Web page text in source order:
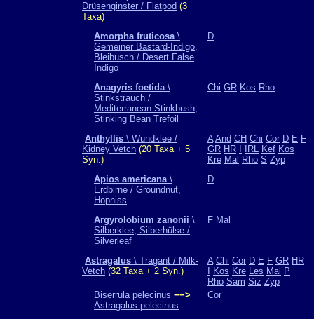
Drüsenginster / Flatpod (3
Taxa)
Amorpha fruticosa\
Gemeiner Bastard-Indigo,
Bleibusch / Desert False
Indigo
D
Anagyris foetida\
Stinkstrauch /
Mediterranean Stinkbush,
Stinking Bean Trefoil
Chi GR Kos Rho
Anthyllis \ Wundklee /
Kidney Vetch (20 Taxa + 5
Syn.)
A And CH Chi Cor D E F
GR HR IRL Kef Kos
Kre Mal Rho S Zyp
Apios americana\
Erdbirne / Groundnut,
Hopniss
D
Argyrolobium zanonii \
Silberklee, Silberhülse /
Silverleaf
F Mal
Astragalus \ Tragant / Milk-
Vetch (32 Taxa + 2 Syn.)
A Chi Cor D E F GR HR
Kos Kre Les Mal P
Rho Sam Siz Zyp
Biserrula pelecinus −−>
Astragalus pelecinus
Cor